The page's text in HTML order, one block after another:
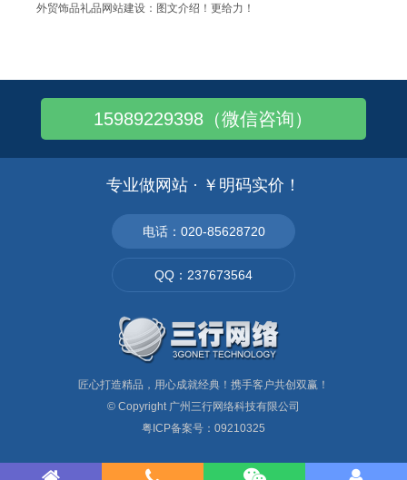
外贸饰品礼品网站建设：图文介绍！更给力！
企业网站如何设计：令其垂涎三尺!您知道么..
更换网站空间3大注意项，别忽略哦！
网站更新什么样的内容和图片更引 人瞩目
15989229398（微信咨询）
专业做网站 · ￥明码实价！
电话：020-85628720
QQ：237673564
匠心打造精品，用心成就经典！携手客户共创双赢！
© Copyright 广州三行网络科技有限公司
粤ICP备案号：09210325